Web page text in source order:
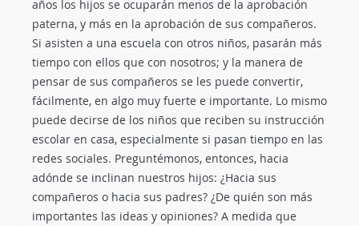
años los hijos se ocuparán menos de la aprobación
paterna, y más en la aprobación de sus compañeros.
Si asisten a una escuela con otros niños, pasarán más
tiempo con ellos que con nosotros; y la manera de
pensar de sus compañeros se les puede convertir,
fácilmente, en algo muy fuerte e importante. Lo mismo
puede decirse de los niños que reciben su instrucción
escolar en casa, especialmente si pasan tiempo en las
redes sociales. Preguntémonos, entonces, hacia
adónde se inclinan nuestros hijos: ¿Hacia sus
compañeros o hacia sus padres? ¿De quién son más
importantes las ideas y opiniones? A medida que